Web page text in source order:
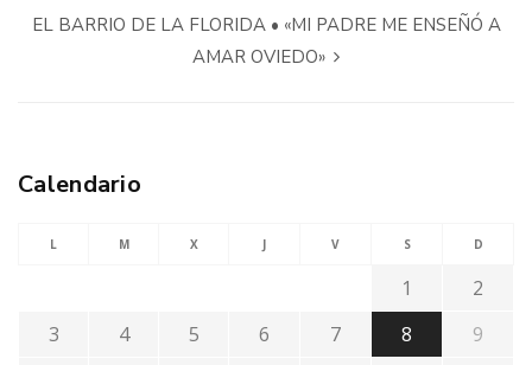
EL BARRIO DE LA FLORIDA • «MI PADRE ME ENSEÑÓ A
AMAR OVIEDO»
Calendario
L M X J V S D
1
2
3
4 5 6 7 8
9